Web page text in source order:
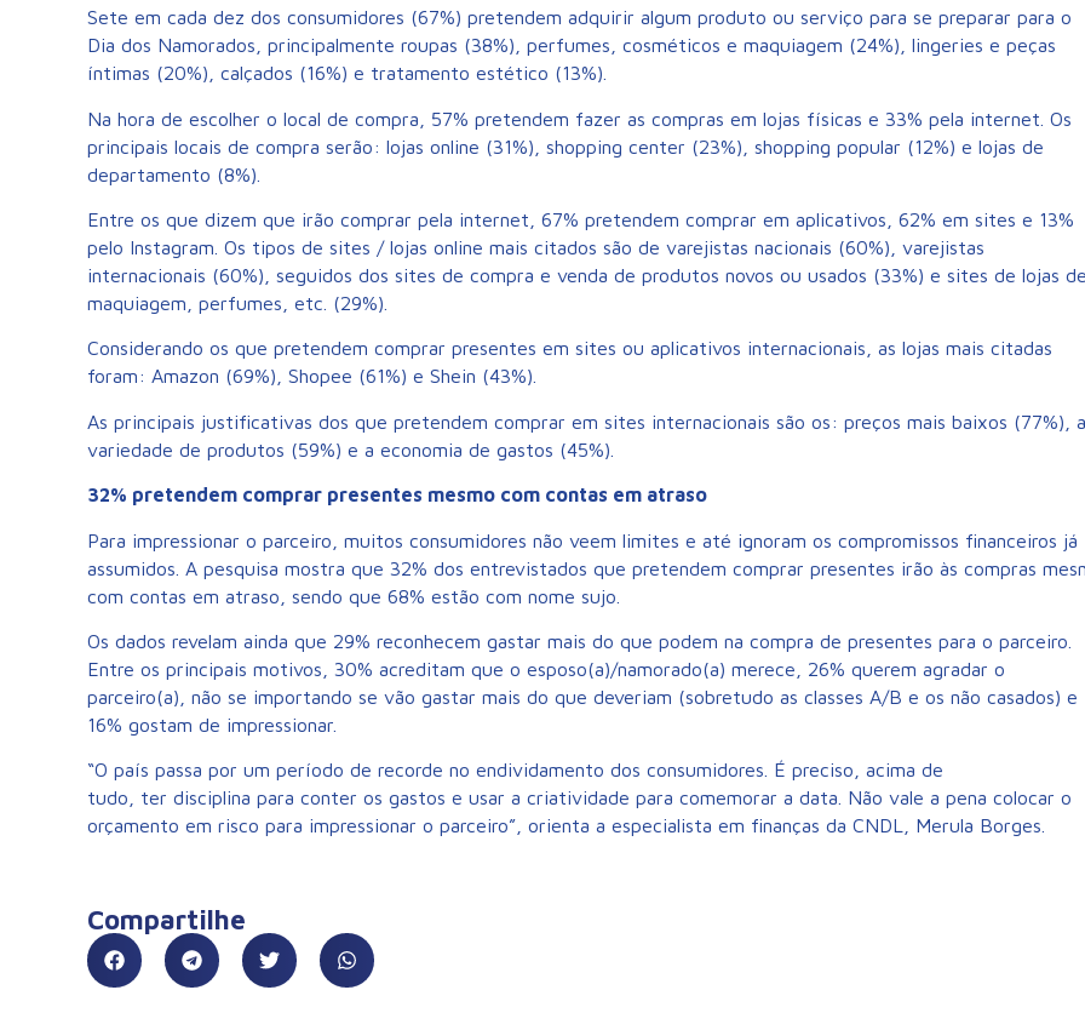
Sete em cada dez dos consumidores (67%) pretendem adquirir algum produto ou serviço para se preparar para o
Dia dos Namorados, principalmente roupas (38%), perfumes, cosméticos e maquiagem (24%), lingeries e peças
íntimas (20%), calçados (16%) e tratamento estético (13%).
Na hora de escolher o local de compra, 57% pretendem fazer as compras em lojas físicas e 33% pela internet. Os
principais locais de compra serão: lojas online (31%), shopping center (23%), shopping popular (12%) e lojas de
departamento (8%).
Entre os que dizem que irão comprar pela internet, 67% pretendem comprar em aplicativos, 62% em sites e 13%
pelo Instagram. Os tipos de sites / lojas online mais citados são de varejistas nacionais (60%), varejistas
internacionais (60%), seguidos dos sites de compra e venda de produtos novos ou usados (33%) e sites de lojas
maquiagem, perfumes, etc. (29%).
Considerando os que pretendem comprar presentes em sites ou aplicativos internacionais, as lojas mais citadas
foram: Amazon (69%), Shopee (61%) e Shein (43%).
As principais justificativas dos que pretendem comprar em sites internacionais são os: preços mais baixos (77%), a
variedade de produtos (59%) e a economia de gastos (45%).
32% pretendem comprar presentes mesmo com contas em atraso
Para impressionar o parceiro, muitos consumidores não veem limites e até ignoram os compromissos financeiros já
assumidos. A pesquisa mostra que 32% dos entrevistados que pretendem comprar presentes irão às compras
com contas em atraso, sendo que 68% estão com nome sujo.
Os dados revelam ainda que 29% reconhecem gastar mais do que podem na compra de presentes para o parceiro.
Entre os principais motivos, 30% acreditam que o esposo(a)/namorado(a) merece, 26% querem agradar o
parceiro(a), não se importando se vão gastar mais do que deveriam (sobretudo as classes A/B e os não casados) e
16% gostam de impressionar.
“O país passa por um período de recorde no endividamento dos consumidores. É preciso, acima de
tudo, ter disciplina para conter os gastos e usar a criatividade para comemorar a data. Não vale a pena colocar o
orçamento em risco para impressionar o parceiro”, orienta a especialista em finanças da CNDL, Merula Borges.
Compartilhe